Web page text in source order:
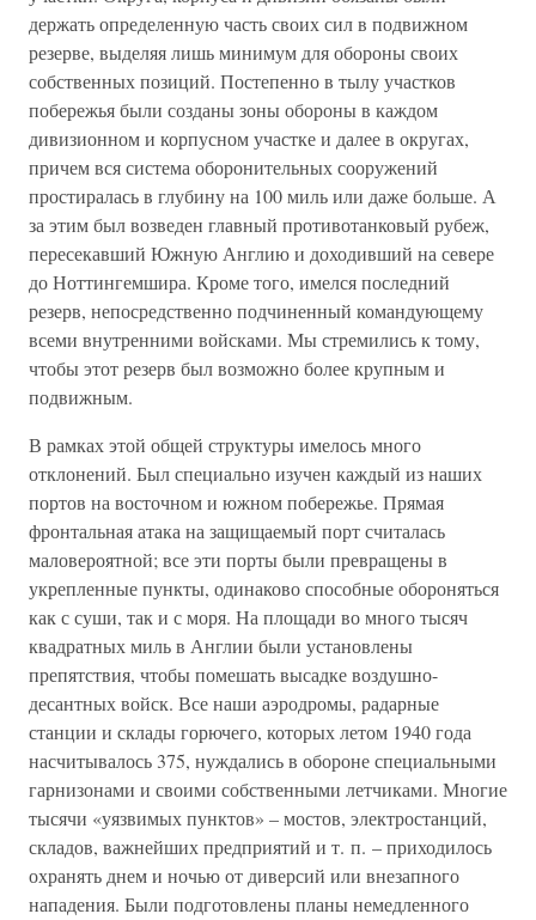
держать определенную часть своих сил в подвижном
резерве, выделяя лишь минимум для обороны своих
собственных позиций. Постепенно в тылу участков
побережья были созданы зоны обороны в каждом
дивизионном и корпусном участке и далее в округах,
причем вся система оборонительных сооружений
простиралась в глубину на 100 миль или даже больше. А
за этим был возведен главный противотанковый рубеж,
пересекавший Южную Англию и доходивший на севере
до Ноттингемшира. Кроме того, имелся последний
резерв, непосредственно подчиненный командующему
всеми внутренними войсками. Мы стремились к тому,
чтобы этот резерв был возможно более крупным и
подвижным.
В рамках этой общей структуры имелось много
отклонений. Был специально изучен каждый из наших
портов на восточном и южном побережье. Прямая
фронтальная атака на защищаемый порт считалась
маловероятной; все эти порты были превращены в
укрепленные пункты, одинаково способные обороняться
как с суши, так и с моря. На площади во много тысяч
квадратных миль в Англии были установлены
препятствия, чтобы помешать высадке воздушно-
десантных войск. Все наши аэродромы, радарные
станции и склады горючего, которых летом 1940 года
насчитывалось 375, нуждались в обороне специальными
гарнизонами и своими собственными летчиками. Многие
тысячи «уязвимых пунктов» – мостов, электростанций,
складов, важнейших предприятий и т. п. – приходилось
охранять днем и ночью от диверсий или внезапного
нападения. Были подготовлены планы немедленного